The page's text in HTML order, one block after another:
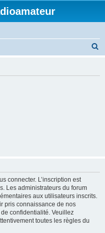
connecter. L’inscription est
Les administrateurs du forum
aux utilisateurs inscrits.
pris connaissance de nos
confidentialité. Veuillez
toutes les règles du